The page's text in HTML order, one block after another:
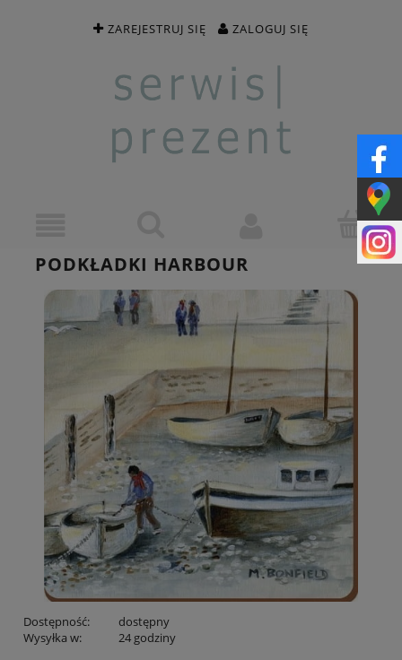
ZAREJESTRUJ SIĘ ZALOGUJ SIĘ
PODKŁADKI HARBOUR
Dostępność:
dostępny
Wysyłka w:
24 godziny